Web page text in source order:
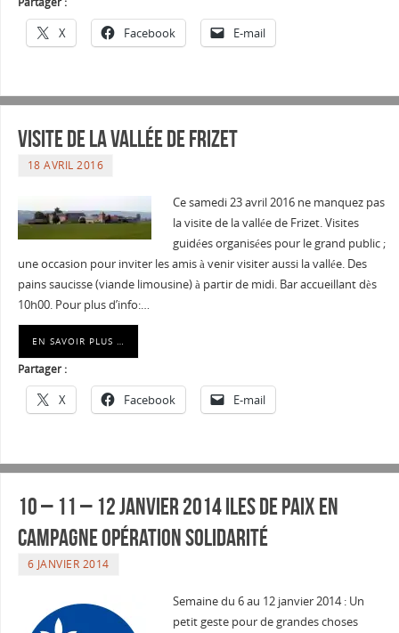
X Facebook E-mail
Visite de la vallée de Frizet
18 AVRIL 2016
Ce samedi 23 avril 2016 ne manquez pas
la visite de la vallée de Frizet. Visites
guidées organisées pour le grand public ;
une occasion pour inviter les amis à venir visiter aussi la vallée. Des
pains saucisse (viande limousine) à partir de midi. Bar accueillant dès
10h00. Pour plus d’info:…
EN SAVOIR PLUS …
Partager :
X Facebook E-mail
10 – 11 – 12 janvier 2014 Iles de Paix en
campagne Opération solidarité
6 JANVIER 2014
Semaine du 6 au 12 janvier 2014 : Un
petit geste pour de grandes choses